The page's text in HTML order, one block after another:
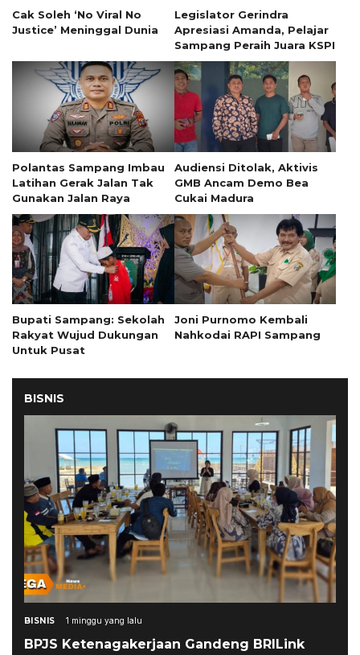
Cak Soleh ‘No Viral No
Justice’ Meninggal Dunia
Legislator Gerindra
Apresiasi Amanda, Pelajar
Sampang Peraih Juara KSPI
Polantas Sampang Imbau
Latihan Gerak Jalan Tak
Gunakan Jalan Raya
Audiensi Ditolak, Aktivis
GMB Ancam Demo Bea
Cukai Madura
Bupati Sampang: Sekolah
Rakyat Wujud Dukungan
Untuk Pusat
Joni Purnomo Kembali
Nahkodai RAPI Sampang
BISNIS
BISNIS 1 minggu yang lalu
BPJS Ketenagakerjaan Gandeng BRILink